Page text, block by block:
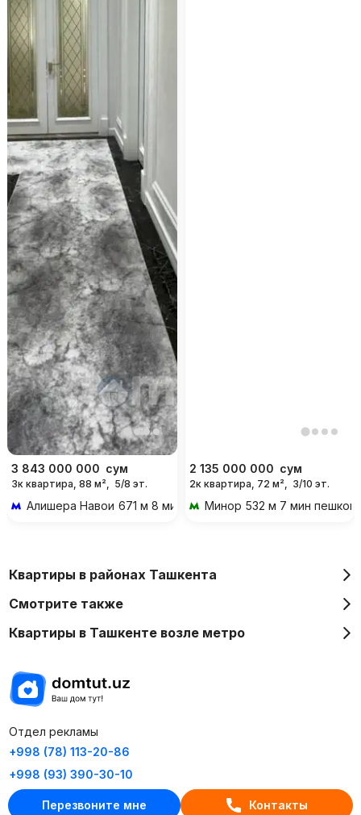
Перезвоните мне Контакты
3 843 000 000 сум
3к квартира, 88 м², 5/8 эт.
Алишера Навои 671 м 8 мин пешком
2 135 000 000 сум
2к квартира, 72 м², 3/10 эт.
Минор 532 м 7 мин пешком
Квартиры в районах Ташкента
Смотрите также
Квартиры в Ташкенте возле метро
Отдел рекламы
+998 (78) 113-20-86
+998 (93) 390-30-10
Пн-Пт. С 9:30 до 18:00